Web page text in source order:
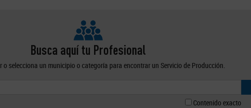
Busca aquí tu Profesional
o selecciona un municipio o categoría para encontrar un Servicio de Producción.
Contenido exacto